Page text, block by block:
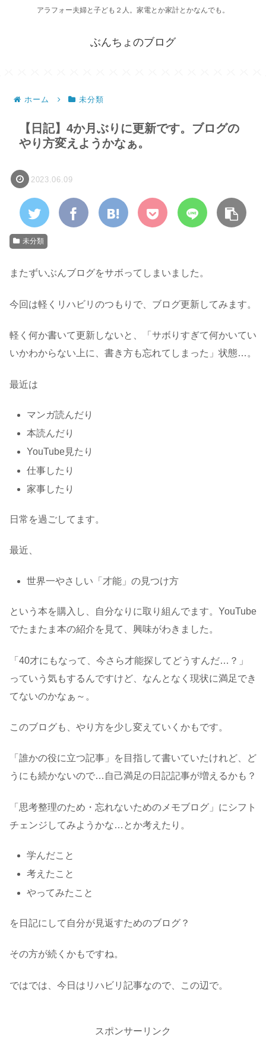
アラフォー夫婦と子ども２人。家電とか家計とかなんでも。
ぶんちょのブログ
ホーム 未分類
【日記】4か月ぶりに更新です。ブログの
やり方変えようかなぁ。
2023.06.09
未分類
またずいぶんブログをサボってしまいました。
今回は軽くリハビリのつもりで、ブログ更新してみます。
軽く何か書いて更新しないと、「サボりすぎて何かいてい
いかわからない上に、書き方も忘れてしまった」状態…。
最近は
マンガ読んだり
本読んだり
YouTube見たり
仕事したり
家事したり
日常を過ごしてます。
最近、
世界一やさしい「才能」の見つけ方
という本を購入し、自分なりに取り組んでます。YouTube
でたまたま本の紹介を見て、興味がわきました。
「40才にもなって、今さら才能探してどうすんだ…？」
っていう気もするんですけど、なんとなく現状に満足でき
てないのかなぁ～。
このブログも、やり方を少し変えていくかもです。
「誰かの役に立つ記事」を目指して書いていたけれど、ど
うにも続かないので…自己満足の日記記事が増えるかも？
「思考整理のため・忘れないためのメモブログ」にシフト
チェンジしてみようかな…とか考えたり。
学んだこと
考えたこと
やってみたこと
を日記にして自分が見返すためのブログ？
その方が続くかもですね。
ではでは、今日はリハビリ記事なので、この辺で。
スポンサーリンク